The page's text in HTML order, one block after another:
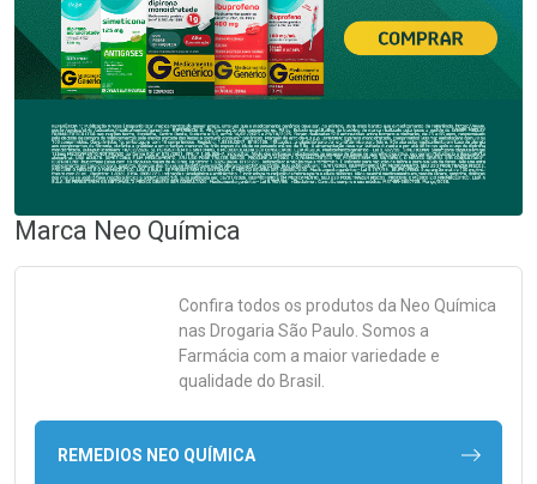
Marca Neo Química
Confira todos os produtos da Neo Química
nas Drogaria São Paulo. Somos a
Farmácia com a maior variedade e
qualidade do Brasil.
REMEDIOS NEO QUÍMICA